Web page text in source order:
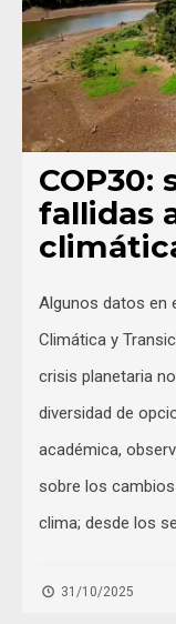
COP30:
fallidas
Algunos datos en
Climática y
crisis planetaria
diversidad de
académica,
sobre los
clima; desde los
31/10/2025